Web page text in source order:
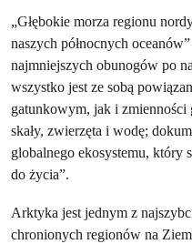
„Głębokie morza regionu
naszych północnych
najmniejszych obunogów po
wszystko jest ze sobą
gatunkowym, jak i
skały, zwierzęta i wodę;
globalnego ekosystemu, który
do życia”.
Arktyka jest jednym z
chronionych regionów na